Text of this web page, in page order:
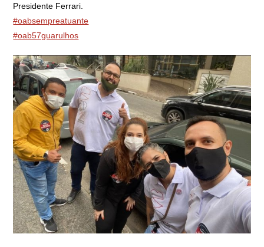
Presidente Ferrari.
#oabsempreatuante
#oab57guarulhos